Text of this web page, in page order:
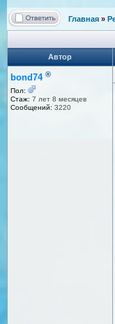
Главная »
Автор
bond74 ®
Пол:
Стаж: 7 лет 8 месяцев
Сообщений: 3220